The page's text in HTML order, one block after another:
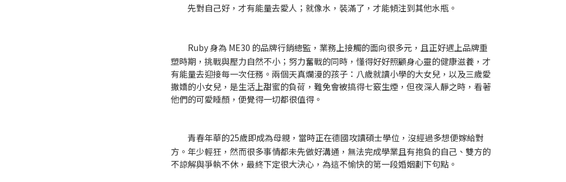
先對自己好，才有能量去愛人；就像水，裝滿了，才能傾注到其他水瓶。
Ruby 身為 ME30 的品牌行銷總監，業務上接觸的面向很多元，且正好遇上品牌重
塑時期，挑戰與壓力自然不小；努力奮戰的同時，懂得好好照顧身心靈的健康滋養，才
有能量去迎接每一次任務。兩個天真爛漫的孩子：八歲就讀小學的大女兒，以及三歲愛
撒嬌的小女兒，是生活上甜蜜的負荷，難免會被搞得七竅生煙，但夜深人靜之時，看著
他們的可愛睡顏，便覺得一切都很值得。
青春年華的25歲即成為母親，當時正在德國攻讀碩士學位，沒經過多想便嫁給對
方。年少輕狂，然而很多事情都未先做好溝通，無法完成學業且有抱負的自己、雙方的
不諒解與爭執不休，最終下定很大決心，為這不愉快的第一段婚姻劃下句點。